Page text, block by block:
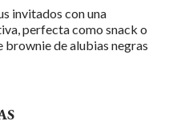
invitados con una
perfecta como snack o
brownie de alubias negras